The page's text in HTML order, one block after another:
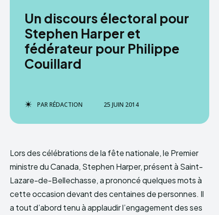
Un discours électoral pour
Stephen Harper et
fédérateur pour Philippe
Couillard
PARRÉDACTION 25 JUIN 2014
Lors des célébrations de la fête nationale, le Premier
ministre du Canada, Stephen Harper, présent à Saint-
Lazare-de-Bellechasse, a prononcé quelques mots à
cette occasion devant des centaines de personnes. Il
a tout d’abord tenu à applaudir l’engagement des ses